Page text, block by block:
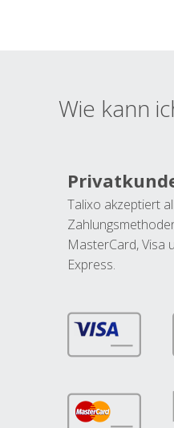
Wie kann
Talixo akzeptiert
MasterCard, Visa
Express.